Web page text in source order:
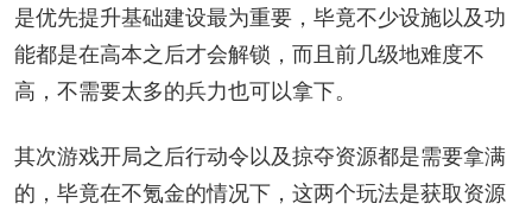
是优先提升基础建设最为重要，毕竟不少设施以及功
能都是在高本之后才会解锁，而且前几级地难度不
高，不需要太多的兵力也可以拿下。
其次游戏开局之后行动令以及掠夺资源都是需要拿满
的，毕竟在不氪金的情况下，这两个玩法是获取资源